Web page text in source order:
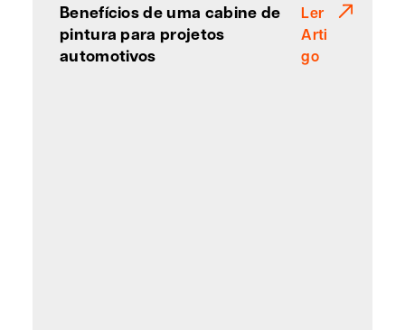
Benefícios de uma cabine de
pintura para projetos
automotivos
Ler
Arti
go